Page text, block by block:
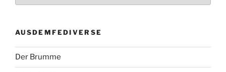
AUSDEMFEDIVERSE
Der Brumme